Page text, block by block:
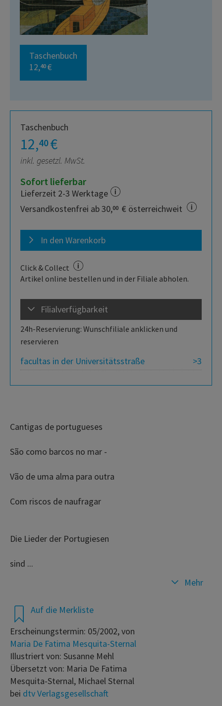
Taschenbuch
12,40 €
Taschenbuch
12,40€
inkl. gesetzl. MwSt.
Sofort lieferbar
Lieferzeit 2-3 Werktage
Versandkostenfrei ab 30,00 € österreichweit
In den Warenkorb
Click & Collect
Artikel online bestellen und in der Filiale abholen.
Filialverfügbarkeit
24h-Reservierung: Wunschfiliale anklicken und
reservieren
>3
facultas in der Universitätsstraße
Auf die Merkliste
Erscheinungstermin: 05/2002, von
Maria De Fatima Mesquita-Sternal
Illustriert von: Susanne Mehl
Übersetzt von: Maria De Fatima
Mesquita-Sternal, Michael Sternal
bei dtv Verlagsgesellschaft
Cantigas de portugueses
São como barcos no mar -
Vão de uma alma para outra
Com riscos de naufragar
Die Lieder der Portugiesen
sind ...
Mehr